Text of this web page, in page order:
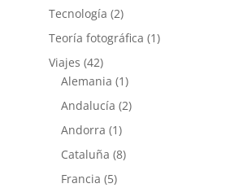
Tecnología (2)
Teoría fotográfica (1)
Viajes (42)
Alemania (1)
Andalucía (2)
Andorra (1)
Cataluña (8)
Francia (5)